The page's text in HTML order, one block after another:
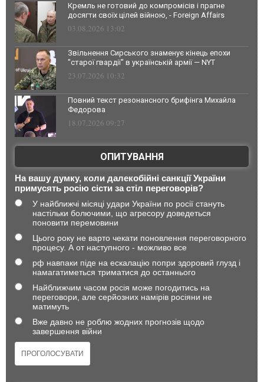
Кремль не готовий до компромісів і прагне
досягти своїх цілей війною, - Foreign Affairs
03.08.2026 13:02
Звільнення Сирського знаменує кінець епохи
"старої гвардії" в українській армії — NYT
23.07.2026 10:32
Повний текст резонансного брифінга Михайла
Федорова
18.07.2026 09:27
ОПИТУВАННЯ
На вашу думку, коли далекобійні санкції України
примусять росію сісти за стіл переговорів?
У найближчі місяці удари України по росії стануть
настільки болючими, що агресору доведеться
поновити перемовини
Цього року не варто чекати поновлення переговорного
процесу. А от наступного - можливо все
рф навпаки піде на ескалацію попри здоровий глузд і
намагатиметься триматися до останнього
Найближчим часом росія може погодитись на
переговори, але серйозних намірів росіяни не
матимуть
Вже давно не роблю жодних прогнозів щодо
завершення війни